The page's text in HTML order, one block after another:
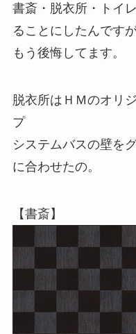
書斎・脱衣所・トイ
ることにしたんですが
もう後悔してます。
脱衣所はＨＭのオリ
プ
システムバスの壁を
に合わせたの。
【書斎】